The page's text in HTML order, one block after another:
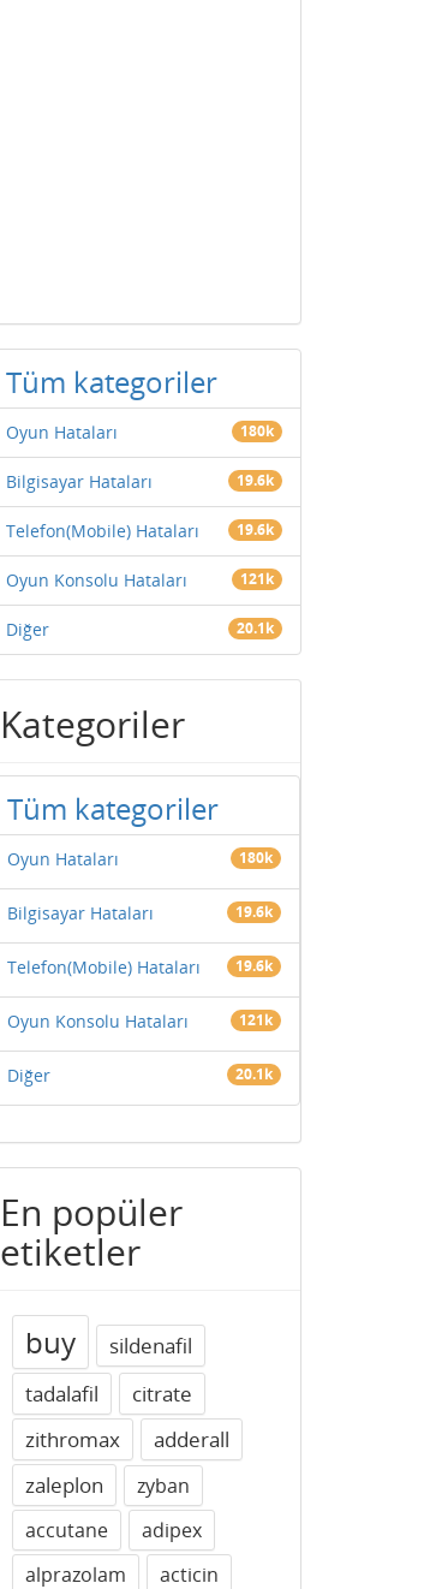
Tüm kategoriler
Oyun Hataları 180k
Bilgisayar Hataları 19.6k
Telefon(Mobile) Hataları 19.6k
Oyun Konsolu Hataları 121k
Diğer 20.1k
Kategoriler
Tüm kategoriler
Oyun Hataları 180k
Bilgisayar Hataları 19.6k
Telefon(Mobile) Hataları 19.6k
Oyun Konsolu Hataları 121k
Diğer 20.1k
En popüler
etiketler
buy
sildenafil
tadalafil
citrate
zithromax
adderall
zaleplon
zyban
accutane
adipex
alprazolam
acticin